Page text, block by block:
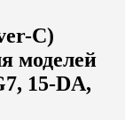
C)
моделей
15-DA,